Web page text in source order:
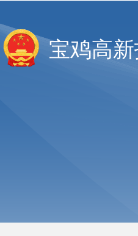
宝鸡高